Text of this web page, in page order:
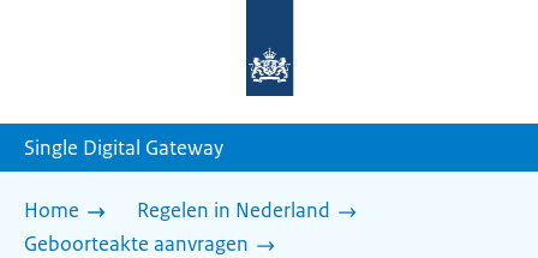
homepage
Single Digital Gateway
Home
Regelen in Nederland
Geboorteakte aanvragen